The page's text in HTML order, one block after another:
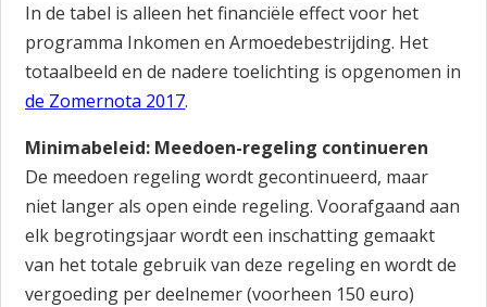
In de tabel is alleen het financiële effect voor het
programma Inkomen en Armoedebestrijding. Het
totaalbeeld en de nadere toelichting is opgenomen in
de Zomernota 2017.
Minimabeleid: Meedoen-regeling continueren
De meedoen regeling wordt gecontinueerd, maar
niet langer als open einde regeling. Voorafgaand aan
elk begrotingsjaar wordt een inschatting gemaakt
van het totale gebruik van deze regeling en wordt de
vergoeding per deelnemer (voorheen 150 euro)